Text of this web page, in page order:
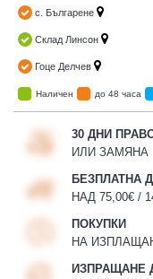
с. Българене
Склад Линсон
Гоце Делчев
Наличен до 48 часа
30 ДНИ
ИЛИ ЗАМЯНА
БЕЗПЛАТНА
НАД 75,00€ /
ПОКУПКИ
НА
ИЗПРАЩАНЕ